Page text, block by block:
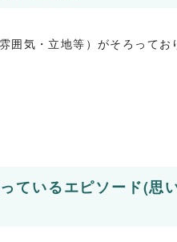
囲気・立地等）がそろってお
ているエピソード(思